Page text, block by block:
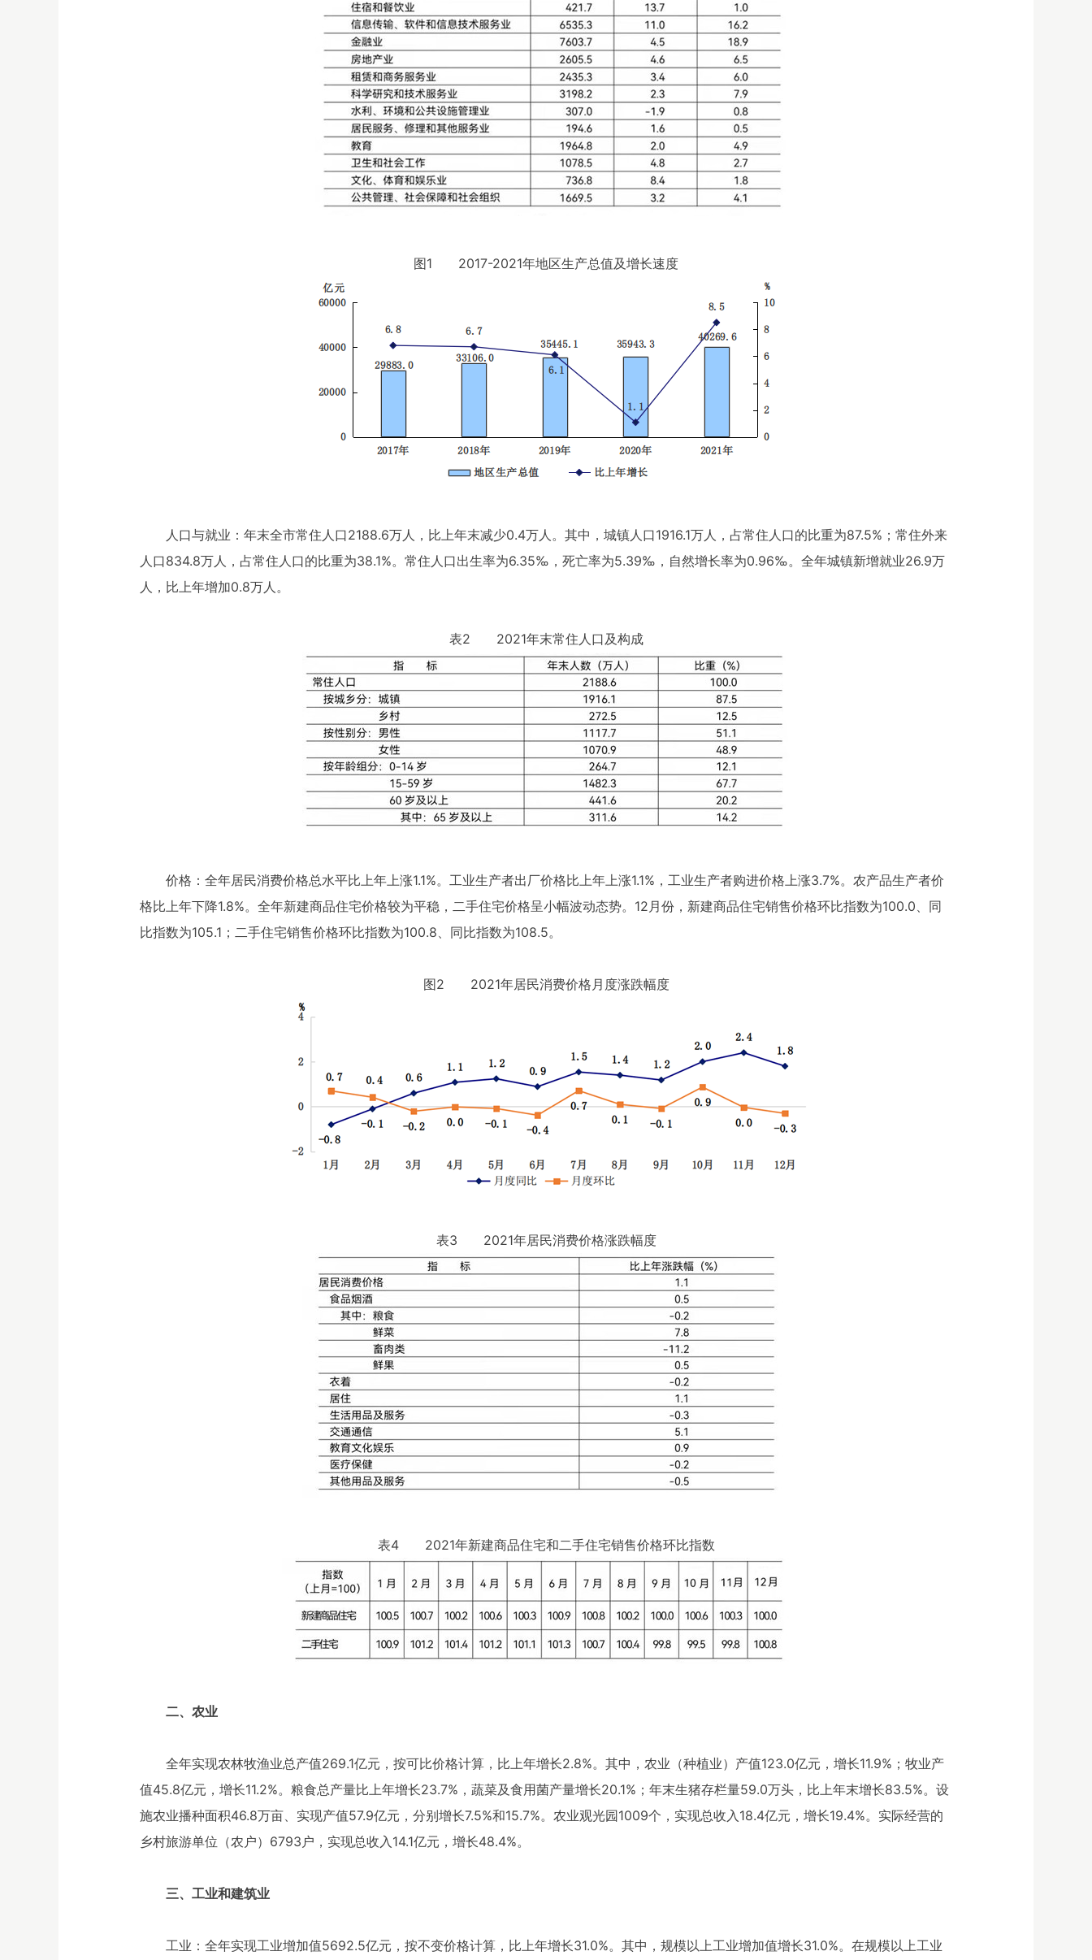
图1 2017-2021年地区生产总值及增长速度
人口与就业：年末全市常住人口2188.6万人，比上年末减少0.4万人。其中，城镇人口1916.1万人，占常住人口的比重为87.5%；常住外来
人口834.8万人，占常住人口的比重为38.1%。常住人口出生率为6.35‰，死亡率为5.39‰，自然增长率为0.96‰。全年城镇新增就业26.9万
人，比上年增加0.8万人。
表2 2021年末常住人口及构成
价格：全年居民消费价格总水平比上年上涨1.1%。工业生产者出厂价格比上年上涨1.1%，工业生产者购进价格上涨3.7%。农产品生产者价
格比上年下降1.8%。全年新建商品住宅价格较为平稳，二手住宅价格呈小幅波动态势。12月份，新建商品住宅销售价格环比指数为100.0、同
比指数为105.1；二手住宅销售价格环比指数为100.8、同比指数为108.5。
图2 2021年居民消费价格月度涨跌幅度
表3 2021年居民消费价格涨跌幅度
表4 2021年新建商品住宅和二手住宅销售价格环比指数
二、农业
全年实现农林牧渔业总产值269.1亿元，按可比价格计算，比上年增长2.8%。其中，农业（种植业）产值123.0亿元，增长11.9%；牧业产
值45.8亿元，增长11.2%。粮食总产量比上年增长23.7%，蔬菜及食用菌产量增长20.1%；年末生猪存栏量59.0万头，比上年末增长83.5%。设
施农业播种面积46.8万亩、实现产值57.9亿元，分别增长7.5%和15.7%。农业观光园1009个，实现总收入18.4亿元，增长19.4%。实际经营的
乡村旅游单位（农户）6793户，实现总收入14.1亿元，增长48.4%。
三、工业和建筑业
工业：全年实现工业增加值5692.5亿元，按不变价格计算，比上年增长31.0%。其中，规模以上工业增加值增长31.0%。在规模以上工业